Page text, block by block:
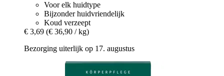
Voor elk huidtype
Bijzonder huidvriendelijk
Koud verzeept
€ 3,69 (€ 36,90 / kg)
Bezorging uiterlijk op 17. augustus